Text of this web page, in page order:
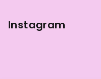
Instagram